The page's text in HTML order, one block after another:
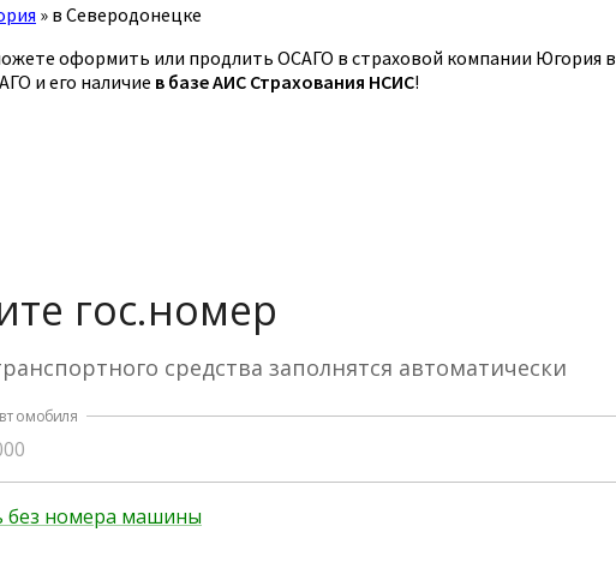
» в Северодонецке
оформить или продлить ОСАГО в страховой компании Югория в
и его наличие в базе АИС Страхования НСИС!